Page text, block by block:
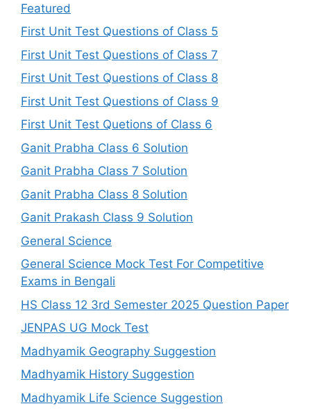
Featured
First Unit Test Questions of Class 5
First Unit Test Questions of Class 7
First Unit Test Questions of Class 8
First Unit Test Questions of Class 9
First Unit Test Quetions of Class 6
Ganit Prabha Class 6 Solution
Ganit Prabha Class 7 Solution
Ganit Prabha Class 8 Solution
Ganit Prakash Class 9 Solution
General Science
General Science Mock Test For Competitive
Exams in Bengali
HS Class 12 3rd Semester 2025 Question Paper
JENPAS UG Mock Test
Madhyamik Geography Suggestion
Madhyamik History Suggestion
Madhyamik Life Science Suggestion